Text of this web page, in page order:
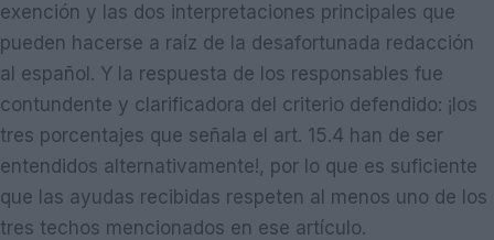
exención y las dos interpretaciones principales que
pueden hacerse a raíz de la desafortunada redacción
al español. Y la respuesta de los responsables fue
contundente y clarificadora del criterio defendido: ¡los
tres porcentajes que señala el art. 15.4 han de ser
entendidos alternativamente!, por lo que es suficiente
que las ayudas recibidas respeten al menos uno de los
tres techos mencionados en ese artículo.